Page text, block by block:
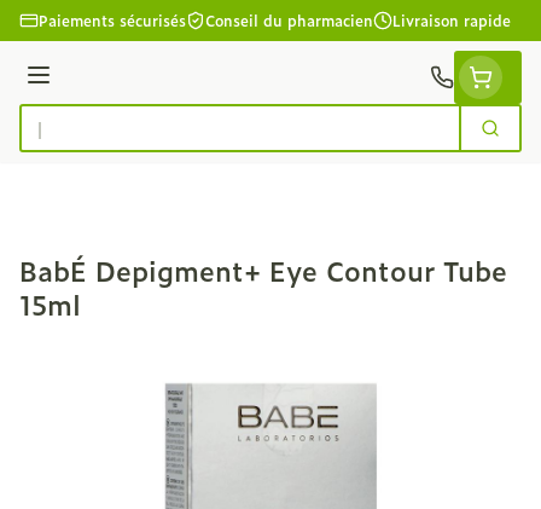
Aller au contenu
Paiements sécurisés Conseil du pharmacien Livraison rapide
Menu
Rechercher
BabÉ Depigment+ Eye Contour Tube
15ml